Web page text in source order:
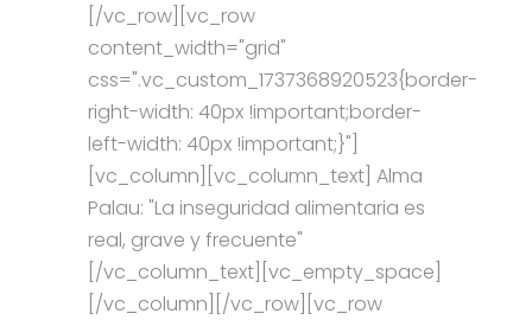
[/vc_row][vc_row
content_width="grid"
css=".vc_custom_1737368920523{border-
right-width: 40px !important;border-
left-width: 40px !important;}"]
[vc_column][vc_column_text] Alma
Palau: "La inseguridad alimentaria es
real, grave y frecuente"
[/vc_column_text][vc_empty_space]
[/vc_column][/vc_row][vc_row